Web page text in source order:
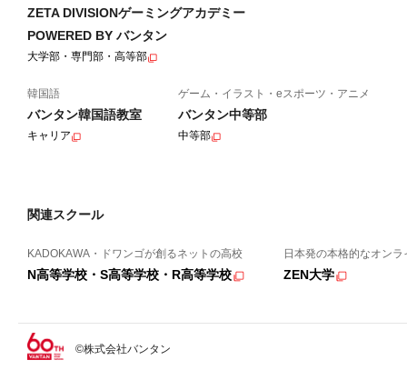
ZETA DIVISIONゲーミングアカデミー
POWERED BY バンタン
大学部・専門部・高等部
韓国語
バンタン韓国語教室
キャリア
ゲーム・イラスト・eスポーツ・アニメ
バンタン中等部
中等部
関連スクール
KADOKAWA・ドワンゴが創るネットの高校
N高等学校・S高等学校・R高等学校
日本発の本格的なオンラ
ZEN大学
©株式会社バンタン